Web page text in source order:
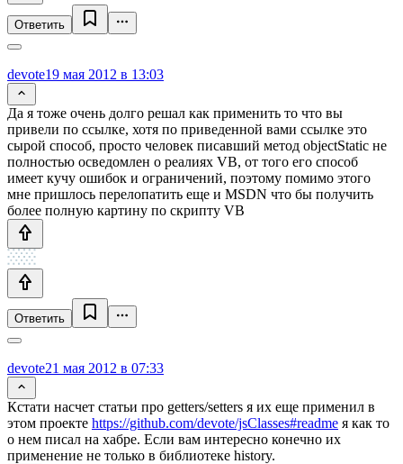
Ответить
devote19 мая 2012 в 13:03
Да я тоже очень долго решал как применить то что вы
привели по ссылке, хотя по приведенной вами ссылке это
сырой способ, просто человек писавший метод objectStatic не
полностью осведомлен о реалиях VB, от того его способ
имеет кучу ошибок и ограничений, поэтому помимо этого
мне пришлось перелопатить еще и MSDN что бы получить
более полную картину по скрипту VB
Ответить
devote21 мая 2012 в 07:33
Кстати насчет статьи про getters/setters я их еще применил в
этом проекте https://github.com/devote/jsClasses#readme я как то
о нем писал на хабре. Если вам интересно конечно их
применение не только в библиотеке history.